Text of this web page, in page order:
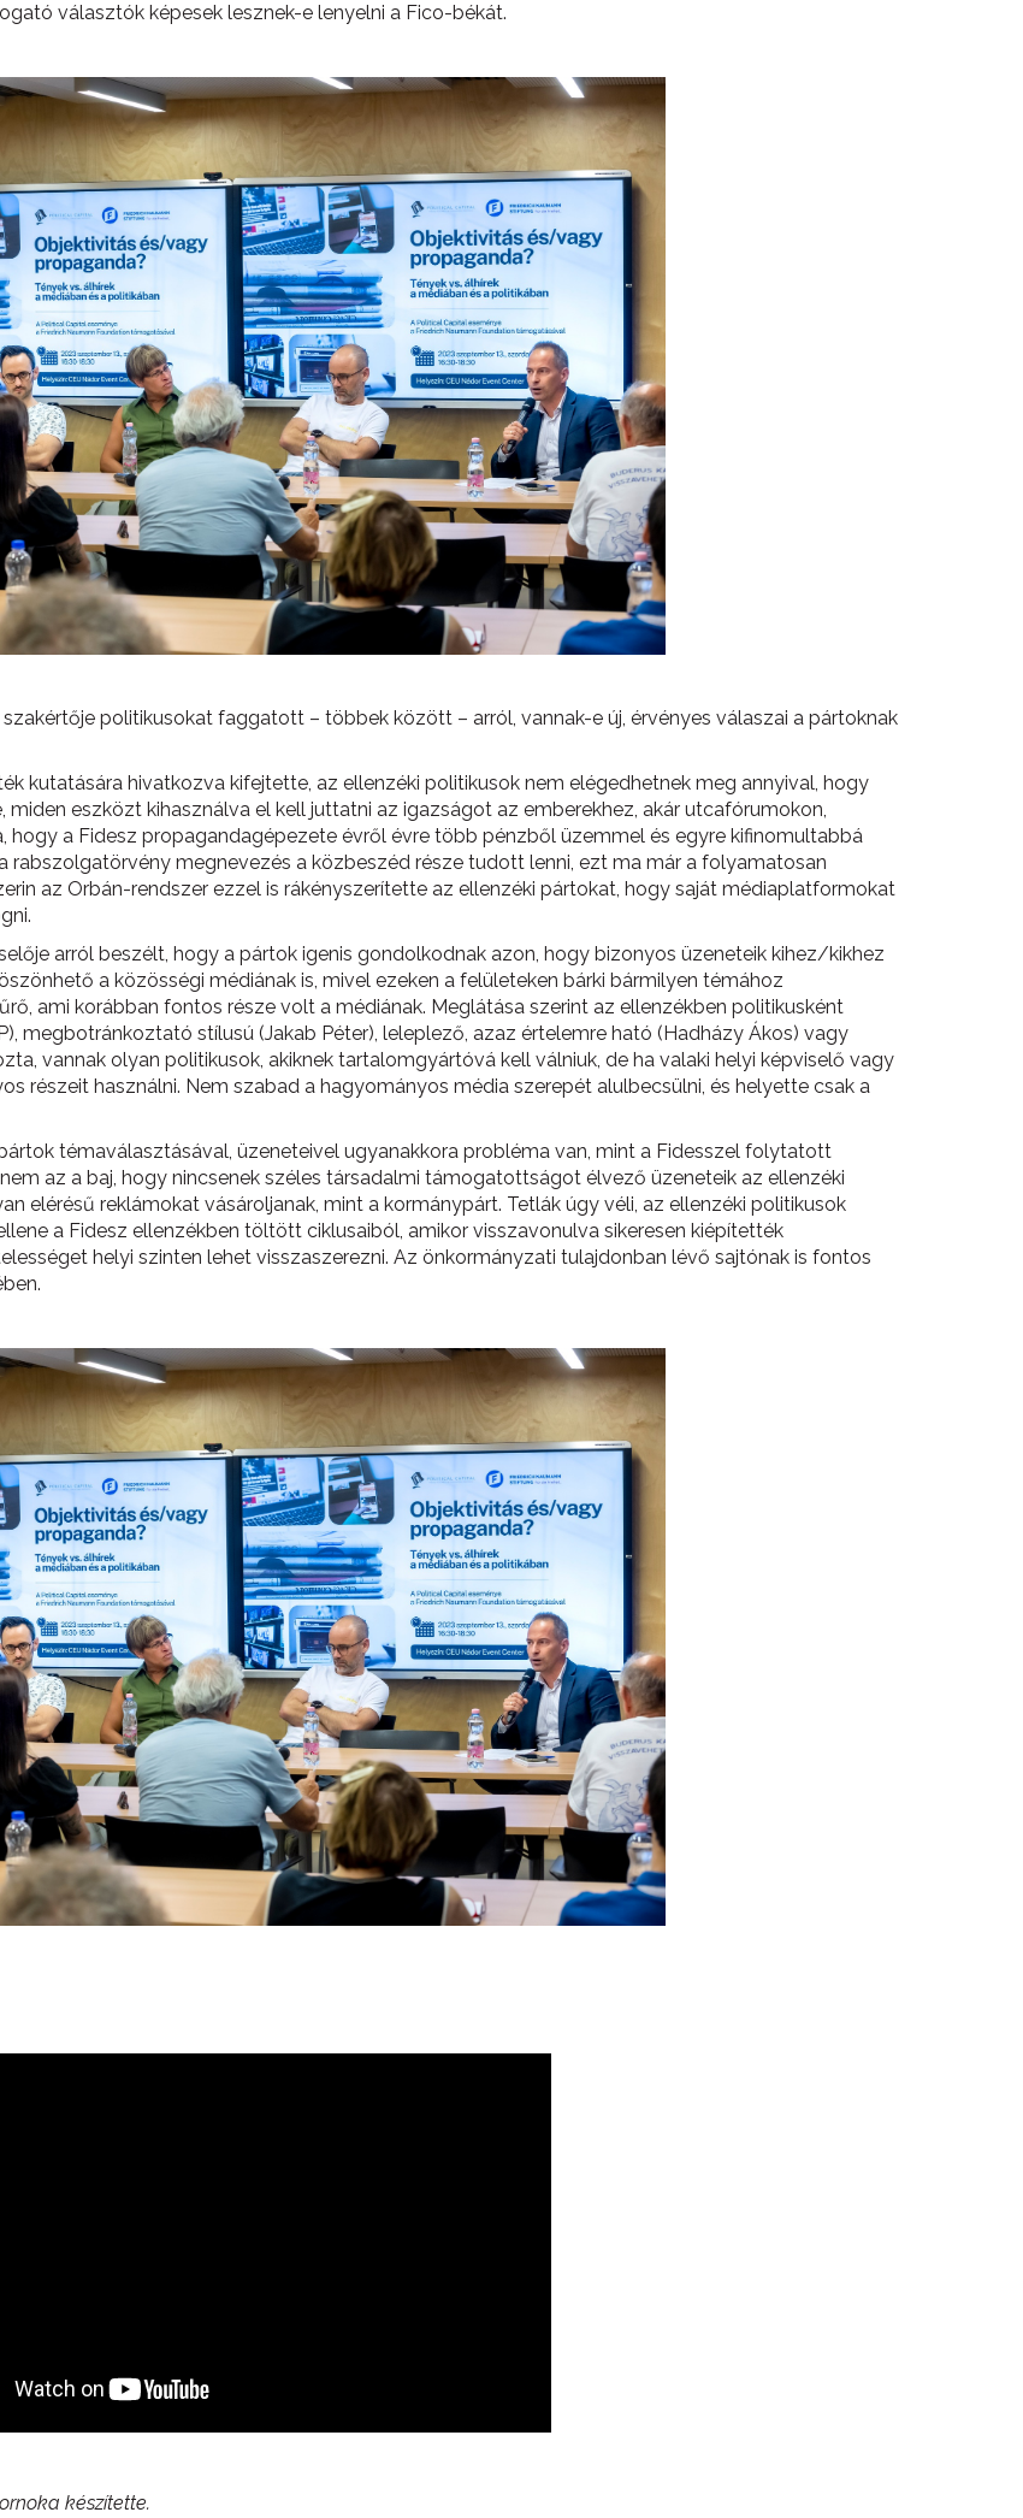
választók képesek lesznek-e lenyelni a Fico-békát.
szakértője politikusokat faggatott – többek között – arról, vannak-e új, érvényes válaszai a pártoknak
kutatására hivatkozva kifejtette, az ellenzéki politikusok nem elégedhetnek meg annyival, hogy
eszközt kihasználva el kell juttatni az igazságot az emberekhez, akár utcafórumokon,
hogy a Fidesz propagandagépezete évről évre több pénzből üzemmel és egyre kifinomultabbá
rabszolgatörvény megnevezés a közbeszéd része tudott lenni, ezt ma már a folyamatosan
az Orbán-rendszer ezzel is rákényszerítette az ellenzéki pártokat, hogy saját médiaplatformokat
arról beszélt, hogy a pártok igenis gondolkodnak azon, hogy bizonyos üzeneteik kihez/kikhez
a közösségi médiának is, mivel ezeken a felületeken bárki bármilyen témához
ami korábban fontos része volt a médiának. Meglátása szerint az ellenzékben politikusként
megbotránkoztató stílusú (Jakab Péter), leleplező, azaz értelemre ható (Hadházy Ákos) vagy
vannak olyan politikusok, akiknek tartalomgyártóvá kell válniuk, de ha valaki helyi képviselő vagy
részeit használni. Nem szabad a hagyományos média szerepét alulbecsülni, és helyette csak a
témaválasztásával, üzeneteivel ugyanakkora probléma van, mint a Fidesszel folytatott
az a baj, hogy nincsenek széles társadalmi támogatottságot élvező üzeneteik az ellenzéki
elérésű reklámokat vásároljanak, mint a kormánypárt. Tetlák úgy véli, az ellenzéki politikusok
a Fidesz ellenzékben töltött ciklusaiból, amikor visszavonulva sikeresen kiépítették
helyi szinten lehet visszaszerezni. Az önkormányzati tulajdonban lévő sajtónak is fontos
készítette.